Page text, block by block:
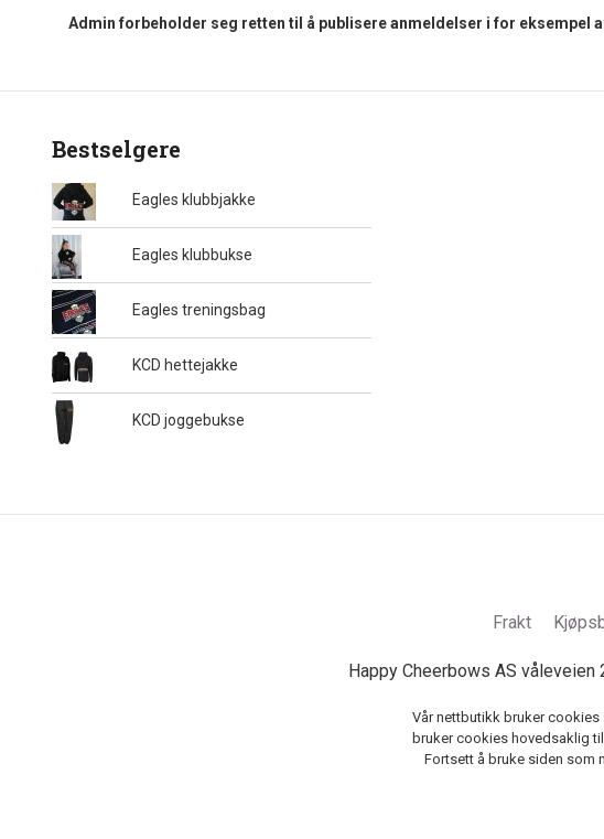
Admin forbeholder seg retten til å publisere anmeldelser i for eksempel
Bestselgere
Eagles klubbjakke
Eagles klubbukse
Eagles treningsbag
KCD hettejakke
KCD joggebukse
Frakt
Happy Cheerbows AS
Vår nettbutikk bruker
bruker cookies hovedsaklig
Fortsett å bruke siden som